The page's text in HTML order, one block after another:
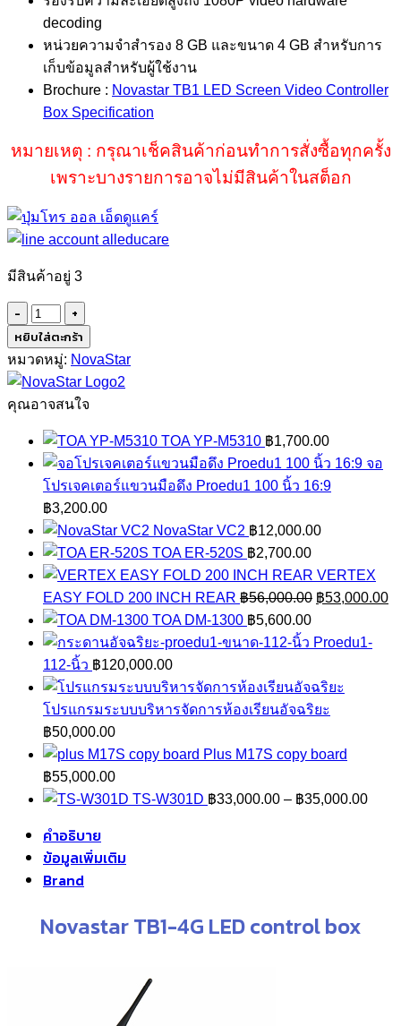
decoding
หน่วยความจำสำรอง 8 GB และขนาด 4 GB สำหรับการ
เก็บข้อมูลสำหรับผู้ใช้งาน
Brochure : Novastar TB1 LED Screen Video Controller
Box Specification
หมายเหตุ : กรุณาเช็คสินค้าก่อนทำการสั่งซื้อทุกครั้ง
เพราะบางรายการอาจไม่มีสินค้าในสต็อก
มีสินค้าอยู่ 3
จำนวน
Novastar
TB1-
4G
ชิ้น
หยิบใส่ตะกร้า
หมวดหมู่: NovaStar
คุณอาจสนใจ
TOA YP-M5310 ฿1,700.00
จอ
โปรเจคเตอร์แขวนมือดึง Proedu1 100 นิ้ว 16:9
฿3,200.00
NovaStar VC2 ฿12,000.00
TOA ER-520S ฿2,700.00
VERTEX
EASY FOLD 200 INCH REAR ฿56,000.00 Original
was:
฿53,000.00
TOA DM-1300 ฿5,600.00
Proedu1-
112-นิ้ว ฿120,000.00
โปรแกรมระบบบริหารจัดการห้องเรียนอัจฉริยะ
฿50,000.00
Plus M17S copy board
฿55,000.00
TS-W301D ฿33,000.00 – ฿35,000.00Price
คำอธิบาย
ข้อมูลเพิ่มเติม
Brand
Novastar TB1-4G LED control box